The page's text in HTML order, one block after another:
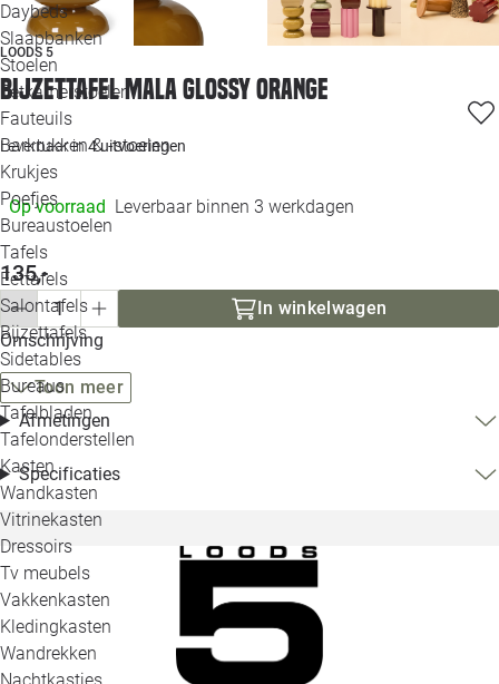
Daybeds
Slaapbanken
Stoelen
Eetkamerstoelen
Fauteuils
Barkrukken & -stoelen
Krukjes
Poefjes
Bureaustoelen
Tafels
Eettafels
Salontafels
Bijzettafels
Sidetables
Bureaus
Tafelbladen
Tafelonderstellen
Kasten
Wandkasten
Vitrinekasten
Dressoirs
Tv meubels
Vakkenkasten
Kledingkasten
Wandrekken
Alle
LOODS 5
Bijzettafel Mala glossy orange
Leverbaar in4 uitvoeringen
Op voorraad Leverbaar binnen 3 werkdagen
135,-
In winkelwagen
Omschrijving
Toon meer
Afmetingen
Specificaties